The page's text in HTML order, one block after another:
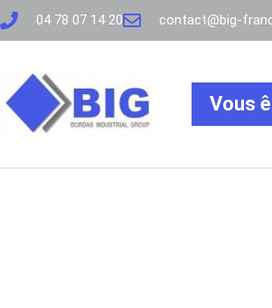
04 78 07 14 20 contact@big-
Vous